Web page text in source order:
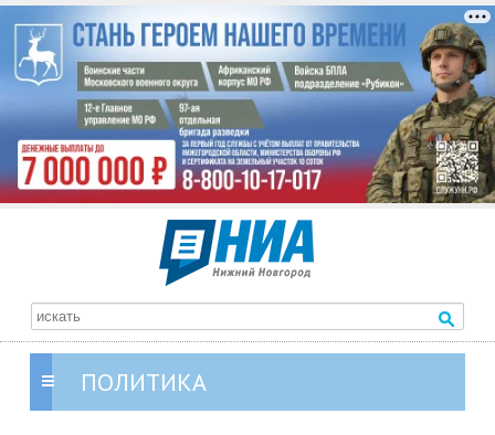
ПОЛИТИКА